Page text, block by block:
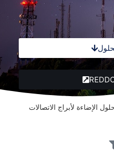
الإضاءة لأبراج الاتصالات